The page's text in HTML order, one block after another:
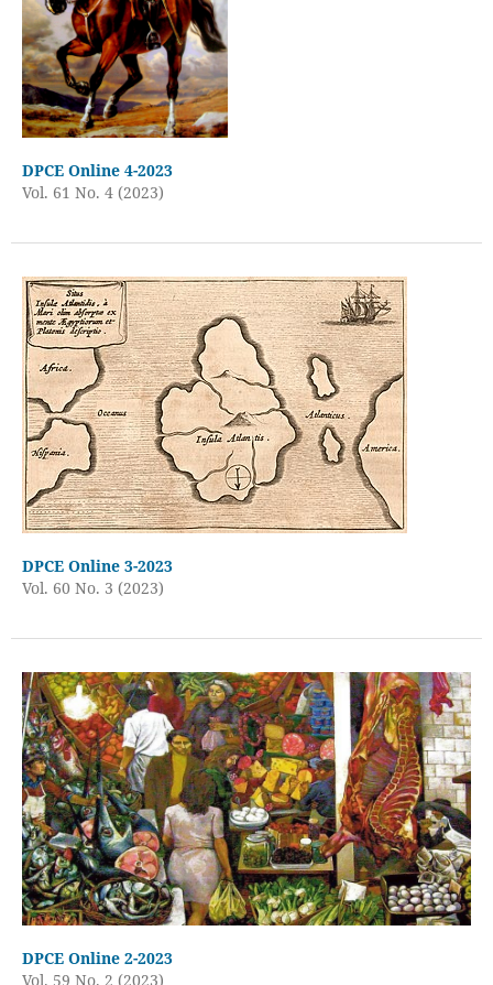
DPCE Online 4-2023
Vol. 61 No. 4 (2023)
DPCE Online 3-2023
Vol. 60 No. 3 (2023)
DPCE Online 2-2023
Vol. 59 No. 2 (2023)